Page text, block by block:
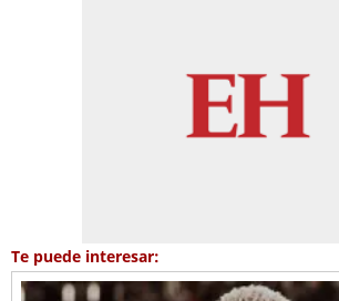
Te puede interesar: